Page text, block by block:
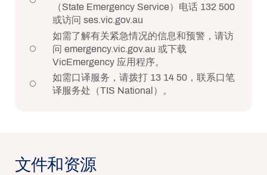
（State Emergency Service）电话 132 500
或访问 ses.vic.gov.au
如需了解有关紧急情况的信息和预警，请访
问 emergency.vic.gov.au 或下载
VicEmergency 应用程序。
如需口译服务，请拨打 13 14 50，联系口笔
译服务处（TIS National）。
文件和资源